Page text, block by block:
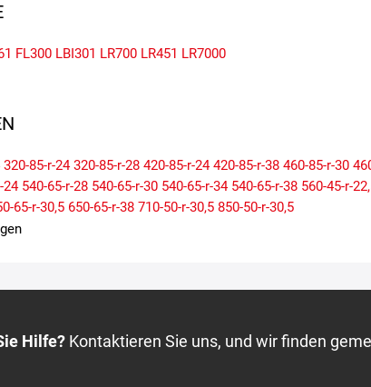
FL300 LBI301 LR700 LR451 LR7000
320-85-r-24 320-85-r-28 420-85-r-24 420-85-r-38 460-85-r-30
24 540-65-r-28 540-65-r-30 540-65-r-34 540-65-r-38 560-45-r-
65-r-30,5 650-65-r-38 710-50-r-30,5 850-50-r-30,5
Hilfe? Kontaktieren Sie uns, und wir finden